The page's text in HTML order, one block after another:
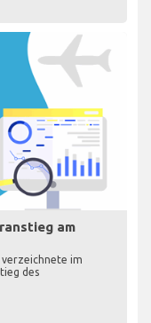
am
im
des